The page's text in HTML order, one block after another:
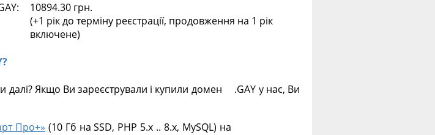
10894.30 грн.
(+1 рік до терміну реєстрації, продовження на 1 рік
включене)
Якщо Ви зареєстрували і купили домен .GAY у нас, Ви
Про+» (10 Гб на SSD, PHP 5.х .. 8.х, MySQL) на